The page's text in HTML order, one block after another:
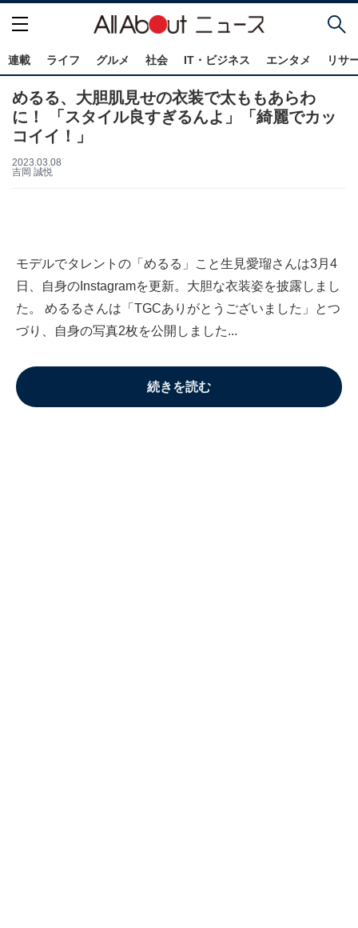
連載 ライフ グルメ 社会 IT・ビジネス エンタメ リサ
めるる、大胆肌見せの衣装で太ももあらわ
に！ 「スタイル良すぎるんよ」「綺麗でカッ
コイイ！」
2023.03.08
吉岡 誠悦
モデルでタレントの「めるる」こと生見愛瑠さんは3月4
日、自身のInstagramを更新。大胆な衣装姿を披露しまし
た。 めるるさんは「TGCありがとうございました」とつ
づり、自身の写真2枚を公開しました...
続きを読む